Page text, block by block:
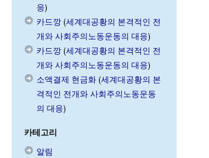
응)
카드깡 (세계대공황의 본격적인 전
개와 사회주의노동운동의 대응)
카드깡 (세계대공황의 본격적인 전
개와 사회주의노동운동의 대응)
소액결제 현금화 (세계대공황의 본
격적인 전개와 사회주의노동운동
의 대응)
카테고리
알림